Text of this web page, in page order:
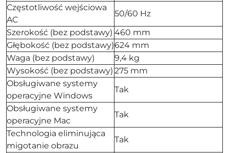
Częstotliwość wejściowa
AC
50/60 Hz
Szerokość (bez podstawy) 460 mm
Głębokość (bez podstawy)624 mm
Waga (bez podstawy)
9,4 kg
Wysokość (bez podstawy) 275 mm
Obsługiwane systemy
operacyjne Windows
Tak
Obsługiwane systemy
operacyjne Mac
Tak
Technologia eliminująca
migotanie obrazu
Tak